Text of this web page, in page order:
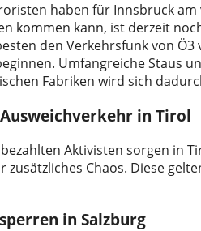
haben für Innsbruck
kommen kann, ist derzeit
den Verkehrsfunk von
Umfangreiche Staus
Fabriken wird sich
in Tirol
Aktivisten sorgen in
Chaos. Diese
in Salzburg